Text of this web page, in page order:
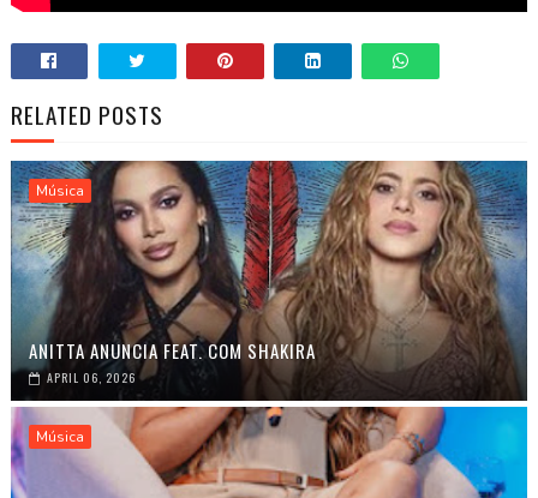
RELATED POSTS
Música
ANITTA ANUNCIA FEAT. COM SHAKIRA
APRIL 06, 2026
Música